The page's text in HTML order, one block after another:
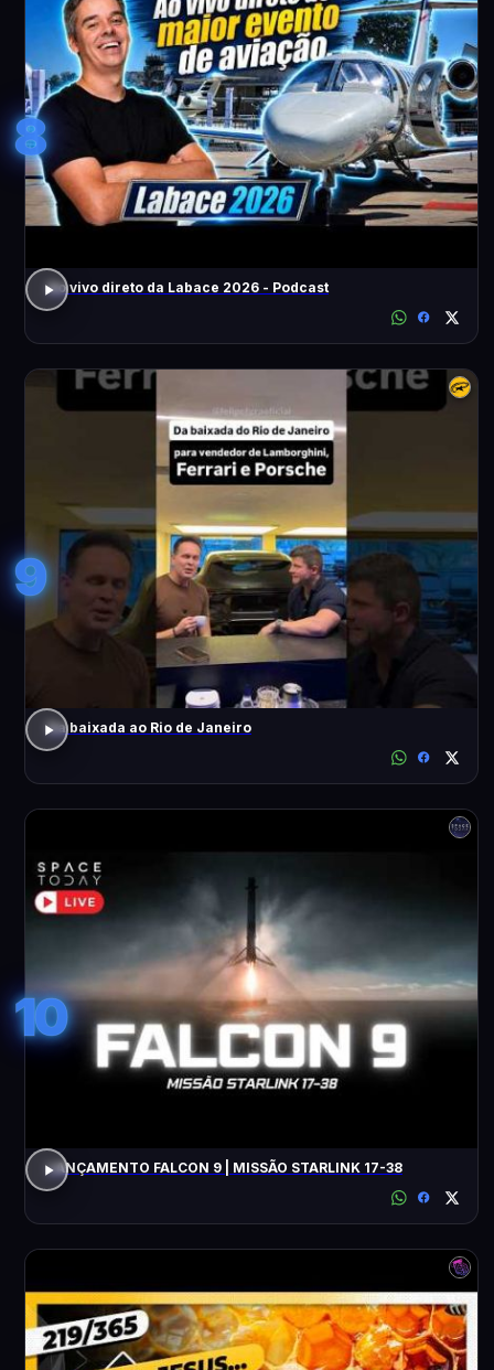
8
Ao vivo direto da Labace 2026 - Podcast
9
Da baixada ao Rio de Janeiro
10
LANÇAMENTO FALCON 9 | MISSÃO STARLINK 17-38